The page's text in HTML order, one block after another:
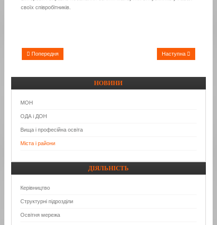
своїх співробітників.
Попередня Наступна
НОВИНИ
МОН
ОДА і ДОН
Вища і професійна освіта
Міста і райони
ДІЯЛЬНІСТЬ
Керівництво
Структурні підрозділи
Освітня мережа